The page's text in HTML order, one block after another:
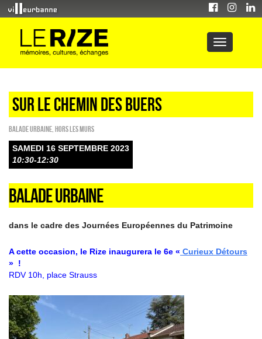
SUR LE CHEMIN DES BUERS
Balade urbaine HORS LES MURS
SAMEDI 16 SEPTEMBRE 2023
10:30-12:30
BALADE URBAINE
dans le cadre des Journées Européennes du Patrimoine
A cette occasion, le Rize inaugurera le 6e « Curieux Détours
» !
RDV 10h, place Strauss